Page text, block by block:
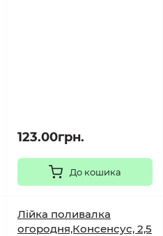
123.00грн.
До кошика
Лійка поливалка
огородня,Консенсус, 2,5